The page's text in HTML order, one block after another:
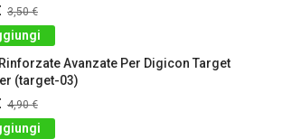
3,50 €
Avanzate Per Digicon Target
(target-03)
4,90 €